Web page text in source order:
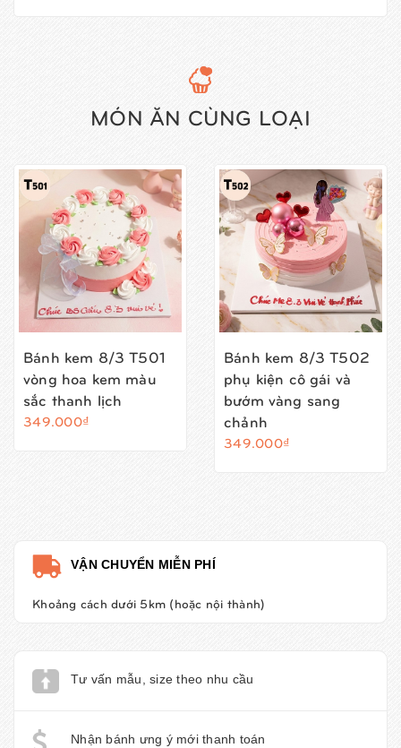
MÓN ĂN CÙNG LOẠI
Bánh kem 8/3 T501
vòng hoa kem màu
sắc thanh lịch
349.000₫
Bánh kem 8/3 T502
phụ kiện cô gái và
bướm vàng sang
chảnh
349.000₫
VẬN CHUYỂN MIỄN PHÍ
Khoảng cách dưới 5km (hoặc nội thành)
Tư vấn mẫu, size theo nhu cầu
Nhận bánh ưng ý mới thanh toán